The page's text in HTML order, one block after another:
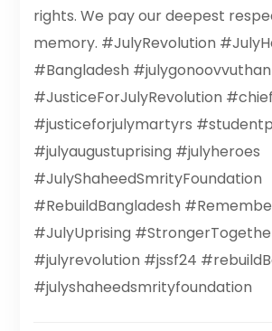
rights. We pay our deepest
memory. #JulyRevolution
#Bangladesh #julygonoovvuthan
#JusticeForJulyRevolution
#justiceforjulymartyrs
#julyaugustuprising #julyheroes
#JulyShaheedSmrityFoundation
#RebuildBangladesh
#JulyUprising
#julyrevolution #jssf24
#julyshaheedsmrityfoundation